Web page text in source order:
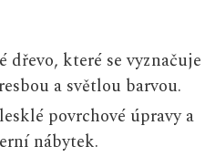
dřevo, které se vyznačuje
a světlou barvou.
povrchové úpravy a
nábytek.